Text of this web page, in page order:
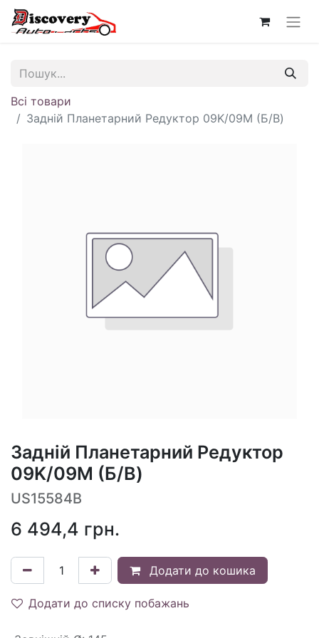
Всі товари
Задній Планетарний Редуктор 09K/09M (Б/В)
Задній Планетарний Редуктор
09K/09M (Б/В)
US15584B
6 494,4 грн.
Додати до кошика
Додати до списку побажань